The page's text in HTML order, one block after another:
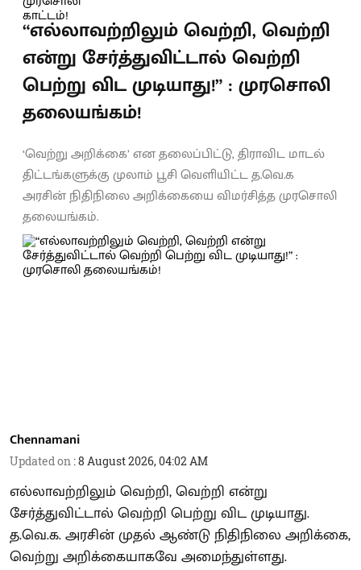
“எல்லாவற்றிலும் வெற்றி, வெற்றி
என்று சேர்த்துவிட்டால் வெற்றி
பெற்று விட முடியாது!” : முரசொலி
தலையங்கம்!
‘வெற்று அறிக்கை’ என தலைப்பிட்டு, திராவிட மாடல்
திட்டங்களுக்கு முலாம் பூசி வெளியிட்ட த.வெ.க
அரசின் நிதிநிலை அறிக்கையை விமர்சித்த முரசொலி
தலையங்கம்.
Chennamani
Updated on :8 August 2026, 04:02 AM
எல்லாவற்றிலும் வெற்றி, வெற்றி என்று
சேர்த்துவிட்டால் வெற்றி பெற்று விட முடியாது.
த.வெ.க. அரசின் முதல் ஆண்டு நிதிநிலை அறிக்கை,
வெற்று அறிக்கையாகவே அமைந்துள்ளது.